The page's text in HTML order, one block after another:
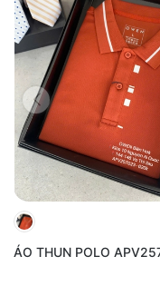
ÁO THUN POLO